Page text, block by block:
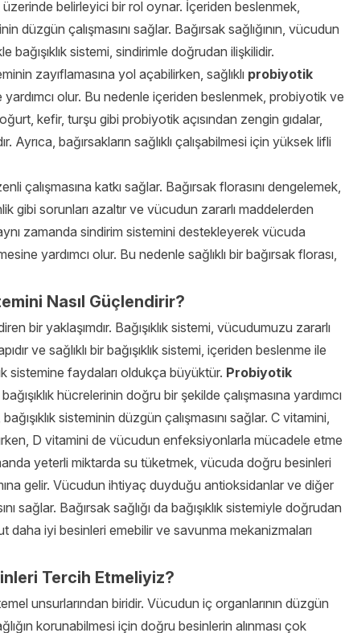
üzerinde belirleyici bir rol oynar. İçeriden beslenmek,
düzgün çalışmasını sağlar. Bağırsak sağlığının, vücudun
sistemi, sindirimle doğrudan ilişkilidir.
zayıflamasına yol açabilirken, sağlıklı probiyotik
yardımcı olur. Bu nedenle içeriden beslenmek, probiyotik ve
kefir, turşu gibi probiyotik açısından zengin gıdalar,
Ayrıca, bağırsakların sağlıklı çalışabilmesi için yüksek lifli
çalışmasına katkı sağlar. Bağırsak florasını dengelemek,
gibi sorunları azaltır ve vücudun zararlı maddelerden
zamanda sindirim sistemini destekleyerek vücuda
yardımcı olur. Bu nedenle sağlıklı bir bağırsak florası,
Nasıl Güçlendirir?
bir yaklaşımdır. Bağışıklık sistemi, vücudumuzu zararlı
ve sağlıklı bir bağışıklık sistemi, içeriden beslenme ile
sistemine faydaları oldukça büyüktür. Probiyotik
hücrelerinin doğru bir şekilde çalışmasına yardımcı
sisteminin düzgün çalışmasını sağlar. C vitamini,
D vitamini de vücudun enfeksiyonlarla mücadele etme
yeterli miktarda su tüketmek, vücuda doğru besinleri
gelir. Vücudun ihtiyaç duyduğu antioksidanlar ve diğer
sağlar. Bağırsak sağlığı da bağışıklık sistemiyle doğrudan
daha iyi besinleri emebilir ve savunma mekanizmaları
Tercih Etmeliyiz?
unsurlarından biridir. Vücudun iç organlarının düzgün
korunabilmesi için doğru besinlerin alınması çok